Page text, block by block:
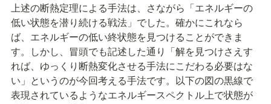
上述の断熱定理による手法は、さながら「エネルギーの
低い状態を潜り続ける戦法」でした。確かにこれなら
ば、エネルギーの低い終状態を見つけることができま
す。しかし、冒頭でも記述した通り「解を見つけさえす
れば、ゆっくり断熱変化させる手法にこだわる必要はな
い」というのが今回考える手法です。以下の図の黒線で
表現されているようなエネルギースペクトル上で状態が